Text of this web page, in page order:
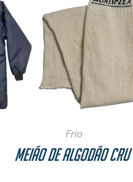
Frio
Meião de Algodão Cru